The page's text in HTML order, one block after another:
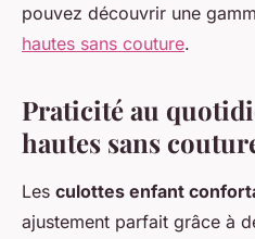
pouvez découvrir une
hautes sans couture.
Praticité au
hautes sans
Les culottes enfant
ajustement parfait grâce à